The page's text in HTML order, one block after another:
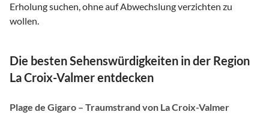
Erholung suchen, ohne auf Abwechslung verzichten zu
wollen.
Die besten Sehenswürdigkeiten in der Region
La Croix-Valmer entdecken
Plage de Gigaro – Traumstrand von La Croix-Valmer